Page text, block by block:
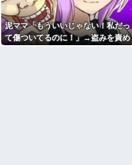
や！！！！」と怒鳴って…
マンションの隣人「盗聴器が
見つかったの」私「まさかうち
も？」→業者に調査を依頼した
ら、犯人の正体まで見えてき
泥ママ「もういいじゃない！私だっ
て傷ついてるのに！」→盗みを責め